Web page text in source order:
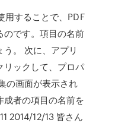
することで、PDF
のです。項目の名前
。 次に、アプリ
リックして、プロパ
の画面が表示され
者の項目の名前を
2014/12/13 皆さん